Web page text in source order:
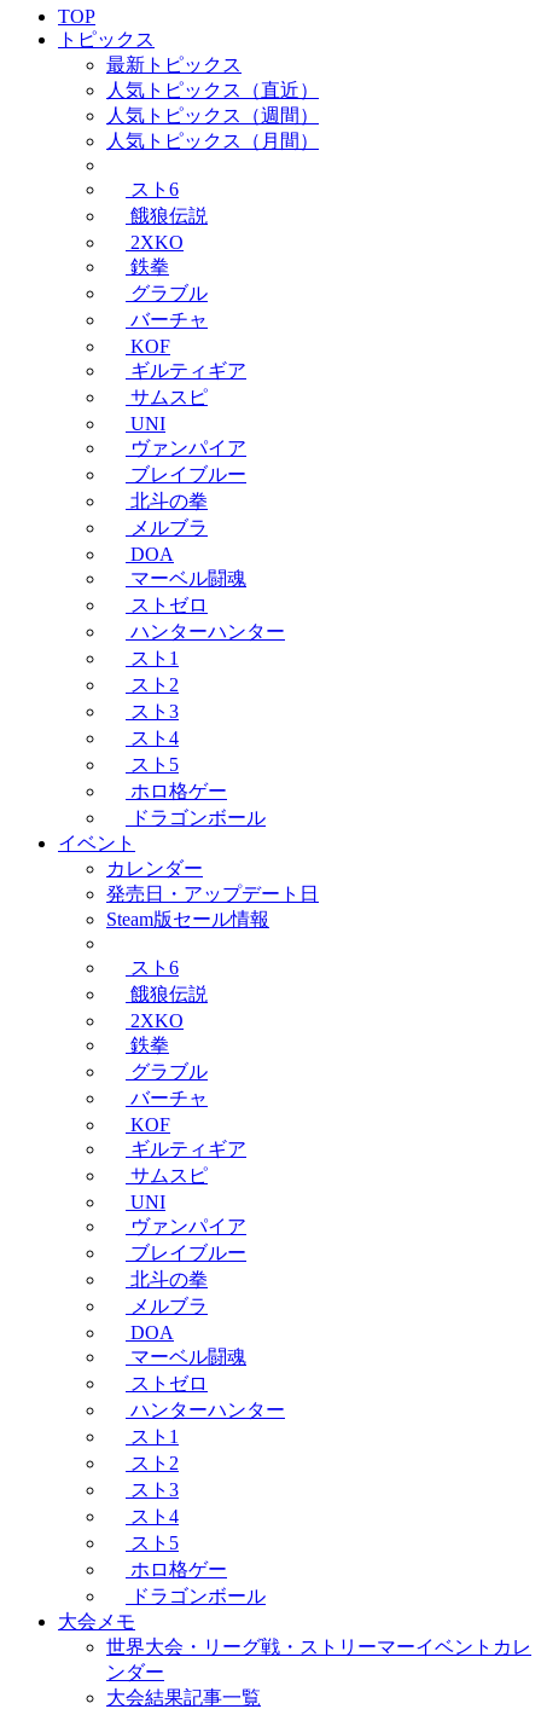
TOP
トピックス
最新トピックス
人気トピックス（直近）
人気トピックス（週間）
人気トピックス（月間）
スト6
餓狼伝説
2XKO
鉄拳
グラブル
バーチャ
KOF
ギルティギア
サムスピ
UNI
ヴァンパイア
ブレイブルー
北斗の拳
メルブラ
DOA
マーベル闘魂
ストゼロ
ハンターハンター
スト1
スト2
スト3
スト4
スト5
ホロ格ゲー
ドラゴンボール
イベント
カレンダー
発売日・アップデート日
Steam版セール情報
スト6
餓狼伝説
2XKO
鉄拳
グラブル
バーチャ
KOF
ギルティギア
サムスピ
UNI
ヴァンパイア
ブレイブルー
北斗の拳
メルブラ
DOA
マーベル闘魂
ストゼロ
ハンターハンター
スト1
スト2
スト3
スト4
スト5
ホロ格ゲー
ドラゴンボール
大会メモ
世界大会・リーグ戦・ストリーマーイベントカレ
ンダー
大会結果記事一覧